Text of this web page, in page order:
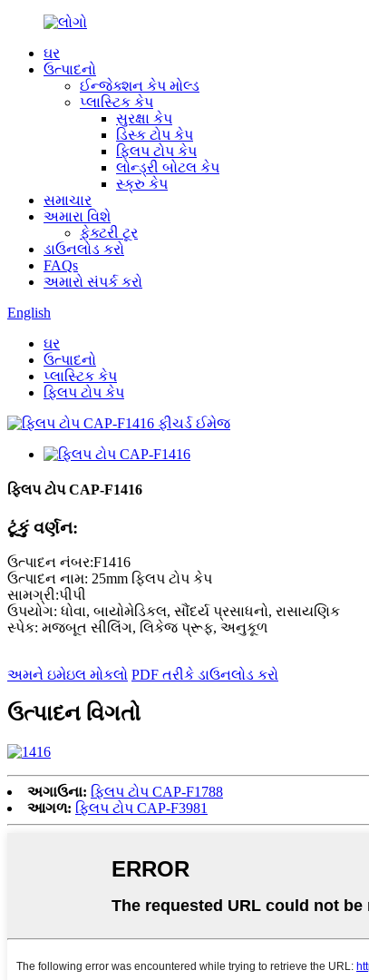
ઘર
ઉત્પાદનો
ઈન્જેક્શન કેપ મોલ્ડ
પ્લાસ્ટિક કેપ
સુરક્ષા કેપ
ડિસ્ક ટોપ કેપ
ફ્લિપ ટોપ કેપ
લોન્ડ્રી બોટલ કેપ
સ્ક્રુ કેપ
સમાચાર
અમારા વિશે
ફેક્ટરી ટૂર
ડાઉનલોડ કરો
FAQs
અમારો સંપર્ક કરો
English
ઘર
ઉત્પાદનો
પ્લાસ્ટિક કેપ
ફ્લિપ ટોપ કેપ
ફ્લિપ ટોપ CAP-F1416
ટૂંકું વર્ણન:
ઉત્પાદન નંબર:F1416
ઉત્પાદન નામ: 25mm ફ્લિપ ટોપ કેપ
સામગ્રી:પીપી
ઉપયોગ: ધોવા, બાયોમેડિકલ, સૌંદર્ય પ્રસાધનો, રાસાયણિક
સ્પેક: મજબૂત સીલિંગ, લિકેજ પ્રૂફ, અનુકૂળ
અમને ઇમેઇલ મોકલો PDF તરીકે ડાઉનલોડ કરો
ઉત્પાદન વિગતો
અગાઉના: ફ્લિપ ટોપ CAP-F1788
આગળ: ફ્લિપ ટોપ CAP-F3981